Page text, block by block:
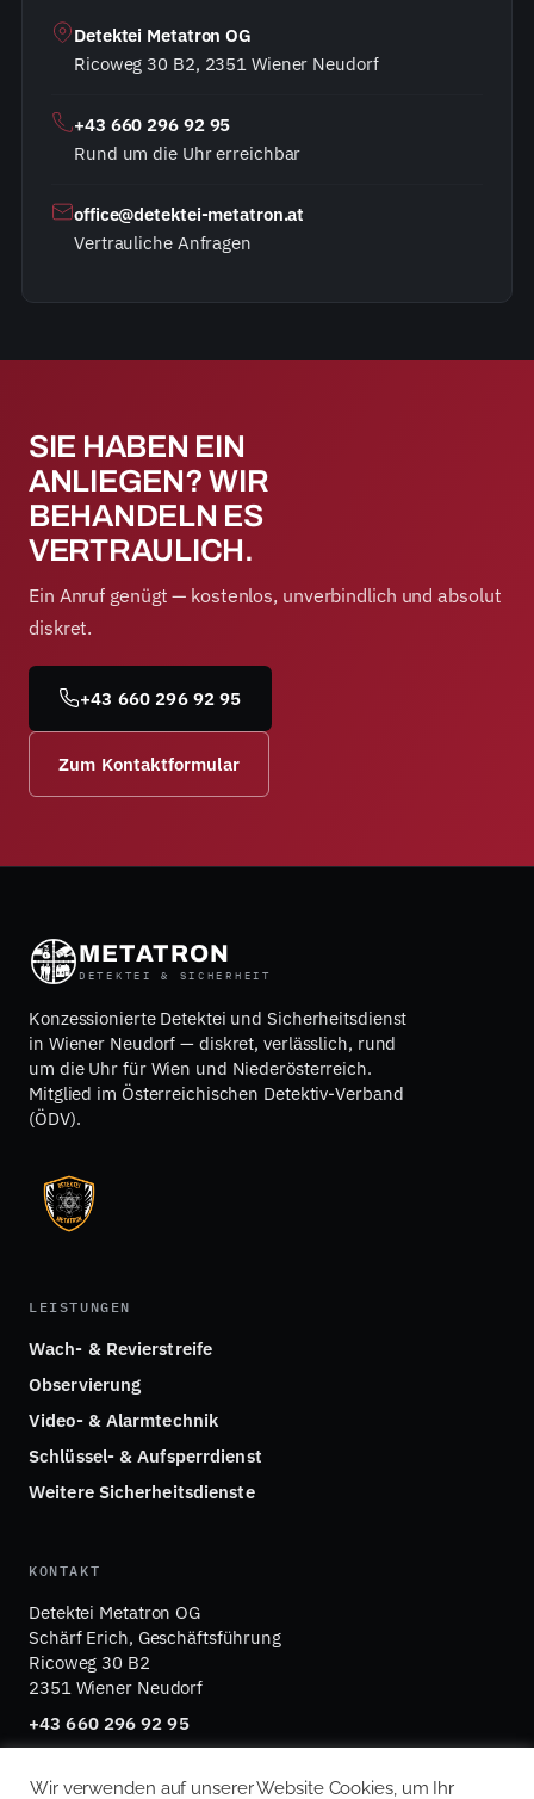
Detektei Metatron OG
Ricoweg 30 B2, 2351 Wiener Neudorf
+43 660 296 92 95
Rund um die Uhr erreichbar
office@detektei-metatron.at
Vertrauliche Anfragen
SIE HABEN EIN
ANLIEGEN? WIR
BEHANDELN ES
VERTRAULICH.
Ein Anruf genügt — kostenlos, unverbindlich und absolut
diskret.
+43 660 296 92 95
Zum Kontaktformular
METATRON
DETEKTEI & SICHERHEIT
Konzessionierte Detektei und Sicherheitsdienst
in Wiener Neudorf — diskret, verlässlich, rund
um die Uhr für Wien und Niederösterreich.
Mitglied im Österreichischen Detektiv-Verband
(ÖDV).
LEISTUNGEN
Wach- & Revierstreife
Observierung
Video- & Alarmtechnik
Schlüssel- & Aufsperrdienst
Weitere Sicherheitsdienste
KONTAKT
Detektei Metatron OG
Schärf Erich, Geschäftsführung
Ricoweg 30 B2
2351 Wiener Neudorf
+43 660 296 92 95
Wir verwenden auf unserer Website Cookies, um Ihr